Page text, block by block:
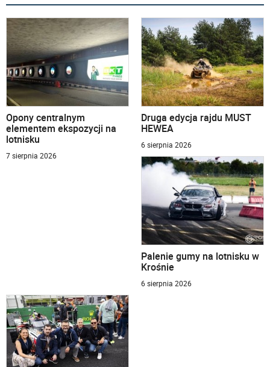
Opony centralnym
elementem ekspozycji na
lotnisku
7 sierpnia 2026
Druga edycja rajdu MUST
HEWEA
6 sierpnia 2026
Palenie gumy na lotnisku w
Krośnie
6 sierpnia 2026